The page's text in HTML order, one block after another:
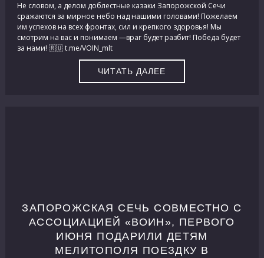
Не словом, а делом доблестные казаки Запорожской Сечи
сражаются за мирное небо над нашими головами! Пожелаем
им успехов на всех фронтах, сил и крепкого здоровья! Мы
смотрим на вас и понимаем —враг будет разбит! Победа будет
за нами! 🇷🇺 t.me/VOIN_mlt
ЧИТАТЬ ДАЛЕЕ
ЗАПОРОЖСКАЯ СЕЧЬ СОВМЕСТНО С
АССОЦИАЦИЕЙ «ВОИН», ПЕРВОГО
ИЮНЯ ПОДАРИЛИ ДЕТЯМ
МЕЛИТОПОЛЯ ПОЕЗДКУ В